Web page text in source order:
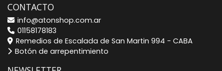
CONTACTO
info@atonshop.com.ar
01158178183
Remedios de Escalada de San Martin 994 - CABA
Botón de arrepentimiento